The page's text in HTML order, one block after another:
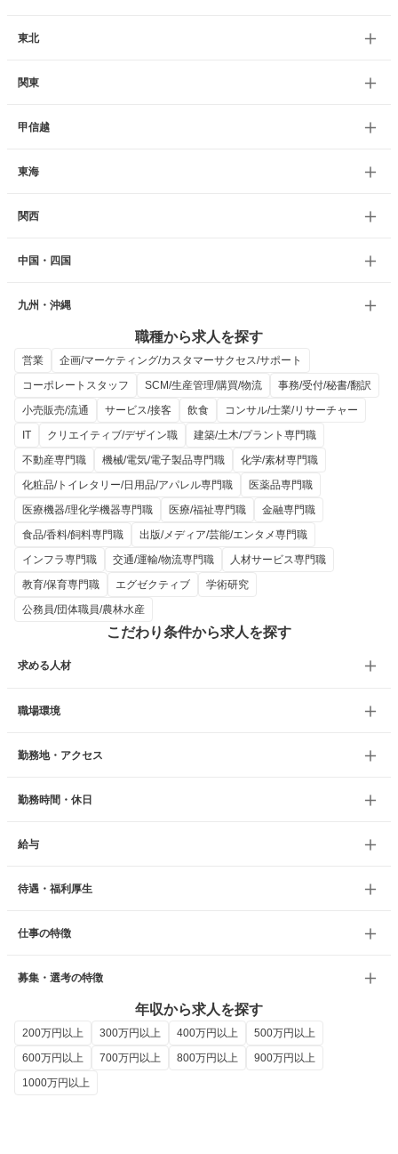
東北
関東
甲信越
東海
関西
中国・四国
九州・沖縄
職種から求人を探す
営業
企画/マーケティング/カスタマーサクセス/サポート
コーポレートスタッフ
SCM/生産管理/購買/物流
事務/受付/秘書/翻訳
小売販売/流通
サービス/接客 飲食
コンサル/士業/リサーチャー
IT
クリエイティブ/デザイン職
建築/土木/プラント専門職
不動産専門職
機械/電気/電子製品専門職
化学/素材専門職
化粧品/トイレタリー/日用品/アパレル専門職
医薬品専門職
医療機器/理化学機器専門職
医療/福祉専門職
金融専門職
食品/香料/飼料専門職
出版/メディア/芸能/エンタメ専門職
インフラ専門職
交通/運輸/物流専門職
人材サービス専門職
教育/保育専門職
エグゼクティブ
学術研究
公務員/団体職員/農林水産
こだわり条件から求人を探す
求める人材
職場環境
勤務地・アクセス
勤務時間・休日
給与
待遇・福利厚生
仕事の特徴
募集・選考の特徴
年収から求人を探す
200万円以上 300万円以上 400万円以上
500万円以上
600万円以上
700万円以上 800万円以上
900万円以上
1000万円以上